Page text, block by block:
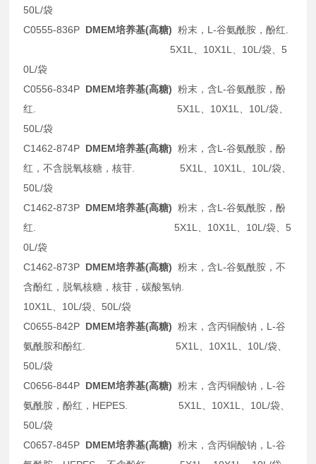
50L/袋
C0555-836P DMEM培养基(高糖) 粉末，L-谷氨酰胺，酚红.
5X1L、10X1L、10L/袋、5
0L/袋
C0556-834P DMEM培养基(高糖) 粉末，含L-谷氨酰胺，酚
红. 5X1L、10X1L、10L/袋、
50L/袋
C1462-874P DMEM培养基(高糖) 粉末，含L-谷氨酰胺，酚
红，不含脱氧核糖，核苷. 5X1L、10X1L、10L/袋、
50L/袋
C1462-873P DMEM培养基(高糖) 粉末，含L-谷氨酰胺，酚
红. 5X1L、10X1L、10L/袋、5
0L/袋
C1462-873P DMEM培养基(高糖) 粉末，含L-谷氨酰胺，不
含酚红，脱氧核糖，核苷，碳酸氢钠.
10X1L、10L/袋、50L/袋
C0655-842P DMEM培养基(高糖) 粉末，含丙铜酸钠，L-谷
氨酰胺和酚红. 5X1L、10X1L、10L/袋、
50L/袋
C0656-844P DMEM培养基(高糖) 粉末，含丙铜酸钠，L-谷
氨酰胺，酚红，HEPES. 5X1L、10X1L、10L/袋、
50L/袋
C0657-845P DMEM培养基(高糖) 粉末，含丙铜酸钠，L-谷